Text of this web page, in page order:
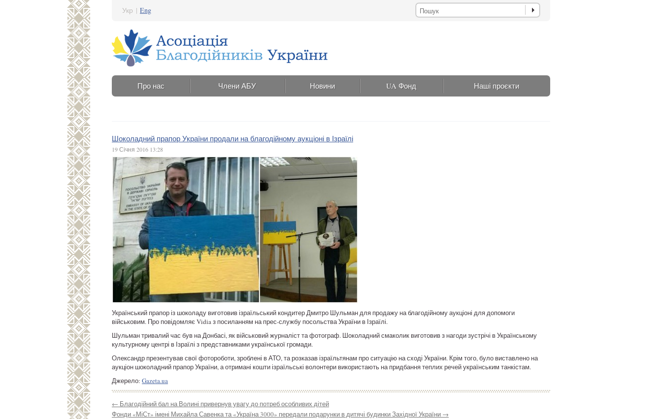
Укр | Eng
Про нас Члени АБУ Новини UA Фонд Наші проєкти
Шоколадний прапор України продали на благодійному аукціоні в Ізраїлі
19 Січня 2016 13:28
Український прапор із шоколаду виготовив ізраїльський кондитер Дмитро Шульман для продажу на благодійному аукціоні для допомоги
військовим. Про повідомляє Vidia з посиланням на прес-службу посольства України в Ізраїлі.
Шульман тривалий час був на Донбасі, як військовий журналіст та фотограф. Шоколадний смаколик виготовив з нагоди зустрічі в Українському
культурному центрі в Ізраїлі з представниками української громади.
Олександр презентував свої фотороботи, зроблені в АТО, та розказав ізраїльтянам про ситуацію на сході України. Крім того, було виставлено на
аукціон шоколадний прапор України, а отримані кошти ізраїльські волонтери використають на придбання теплих речей українським танкістам.
Джерело: Gazeta.ua
← Благодійний бал на Волині привернув увагу до потреб особливих дітей
Фонди «МіСт» імені Михайла Савенка та «Україна 3000» передали подарунки в дитячі будинки Західної України →